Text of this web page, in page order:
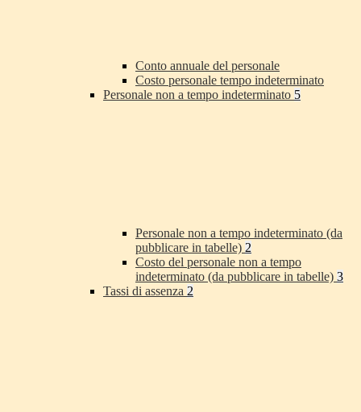
Conto annuale del personale
Costo personale tempo indeterminato
Personale non a tempo indeterminato 5
Personale non a tempo indeterminato (da
pubblicare in tabelle) 2
Costo del personale non a tempo
indeterminato (da pubblicare in tabelle) 3
Tassi di assenza 2